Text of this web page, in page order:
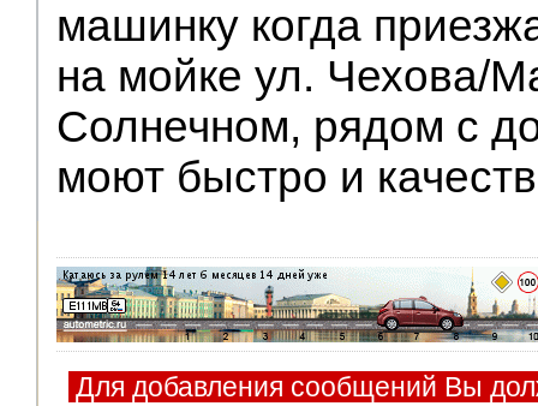
машинку когда
на мойке ул. Чехова/
Солнечном, рядом с
моют быстро и
Для добавления сообщений Вы